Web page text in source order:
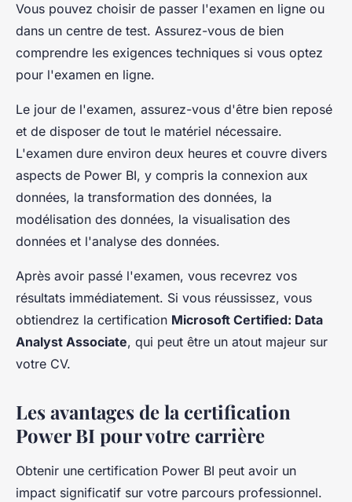
Vous pouvez choisir de passer l'examen en ligne ou
dans un centre de test. Assurez-vous de bien
comprendre les exigences techniques si vous optez
pour l'examen en ligne.
Le jour de l'examen, assurez-vous d'être bien reposé
et de disposer de tout le matériel nécessaire.
L'examen dure environ deux heures et couvre divers
aspects de Power BI, y compris la connexion aux
données, la transformation des données, la
modélisation des données, la visualisation des
données et l'analyse des données.
Après avoir passé l'examen, vous recevrez vos
résultats immédiatement. Si vous réussissez, vous
obtiendrez la certification Microsoft Certified: Data
Analyst Associate, qui peut être un atout majeur sur
votre CV.
Les avantages de la certification
Power BI pour votre carrière
Obtenir une certification Power BI peut avoir un
impact significatif sur votre parcours professionnel.